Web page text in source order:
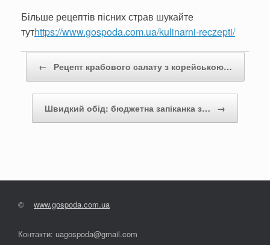
Більше рецептів пісних страв шукайте
тутhttps://www.gospoda.com.ua/kulinarni-reczepti/
← Рецепт крабового салату з корейською…
Швидкий обід: бюджетна запіканка з… →
© www.gospoda.com.ua
Контакти: uagospoda@gmail.com